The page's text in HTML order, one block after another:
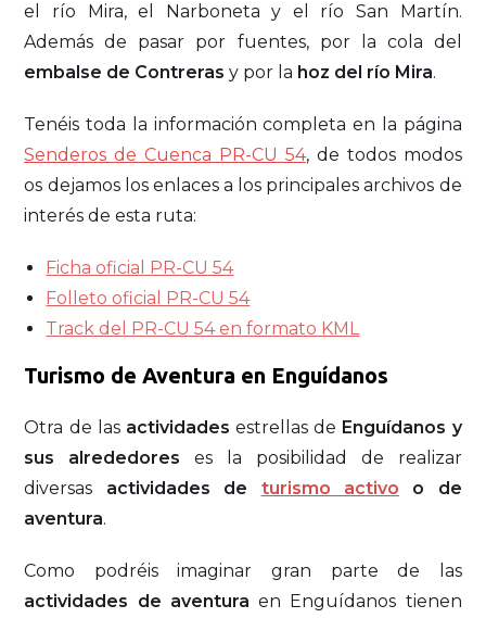
el río Mira, el Narboneta y el río San Martín.
Además de pasar por fuentes, por la cola del
embalse de Contreras y por la hoz del río Mira.
Tenéis toda la información completa en la página
Senderos de Cuenca PR-CU 54, de todos modos
os dejamos los enlaces a los principales archivos de
interés de esta ruta:
Ficha oficial PR-CU 54
Folleto oficial PR-CU 54
Track del PR-CU 54 en formato KML
Turismo de Aventura en Enguídanos
Otra de las actividades estrellas de Enguídanos y
sus alrededores es la posibilidad de realizar
diversas actividades de turismo activo o de
aventura.
Como podréis imaginar gran parte de las
actividades de aventura en Enguídanos tienen